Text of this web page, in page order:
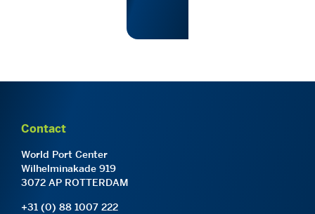
Contact
World Port Center
Wilhelminakade 919
3072 AP ROTTERDAM
+31 (0) 88 1007 222